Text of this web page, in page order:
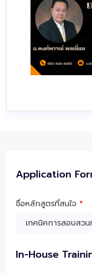
Application
ชื่อหลักสูตรที่สนใจ *
In-House